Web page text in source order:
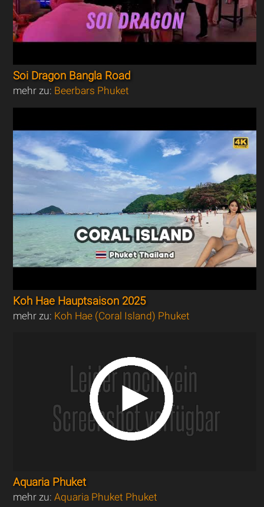
Soi Dragon Bangla Road
mehr zu: Beerbars Phuket
Koh Hae Hauptsaison 2025
mehr zu: Koh Hae (Coral Island) Phuket
Aquaria Phuket
mehr zu:Aquaria Phuket Phuket